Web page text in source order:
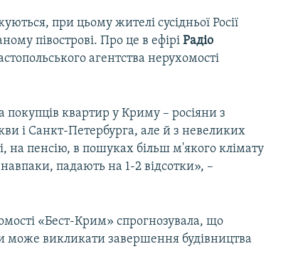
при цьому жителі сусідньої Росії
півострові. Про це в ефіріРадіо
агентства нерухомості
квартир у Криму – росіяни з
і Санкт-Петербурга, але й з невеликих
на пенсію, в пошуках більш м'якого клімату
падають на 1-2 відсотки», –
«Бест-Крим» спрогнозувала, що
може викликати завершення будівництва